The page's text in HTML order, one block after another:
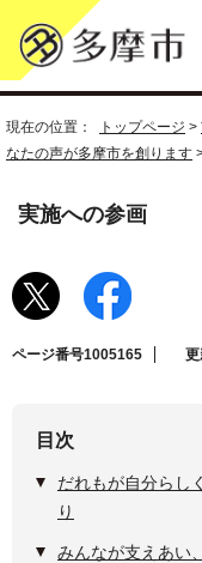
現在の位置： トップページ >
なたの声が多摩市を創ります
実施への参画
ページ番号1005165 更
目次
だれもが自分らし
り
みんなが支えあい